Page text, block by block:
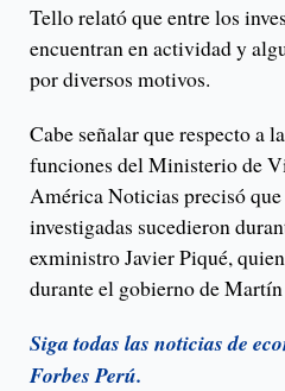
Tello relató que entre los
encuentran en actividad y
por diversos motivos.
Cabe señalar que respecto a
funciones del Ministerio de
América Noticias precisó
investigadas sucedieron
exministro Javier Piqué,
durante el gobierno de
Siga todas las noticias de
Forbes Perú.